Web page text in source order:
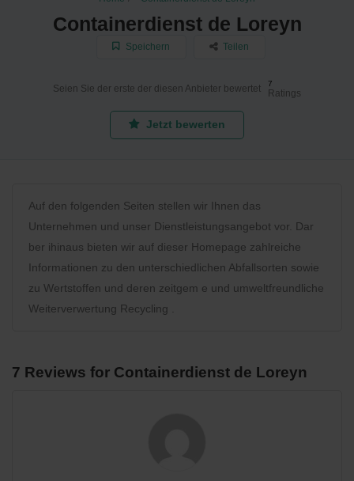
Containerdienst de Loreyn
Speichern Teilen
Seien Sie der erste der diesen Anbieter bewertet 7
Ratings
Jetzt bewerten
Auf den folgenden Seiten stellen wir Ihnen das
Unternehmen und unser Dienstleistungsangebot vor. Dar
ber ihinaus bieten wir auf dieser Homepage zahlreiche
Informationen zu den unterschiedlichen Abfallsorten sowie
zu Wertstoffen und deren zeitgem e und umweltfreundliche
Weiterverwertung Recycling .
7 Reviews for Containerdienst de Loreyn